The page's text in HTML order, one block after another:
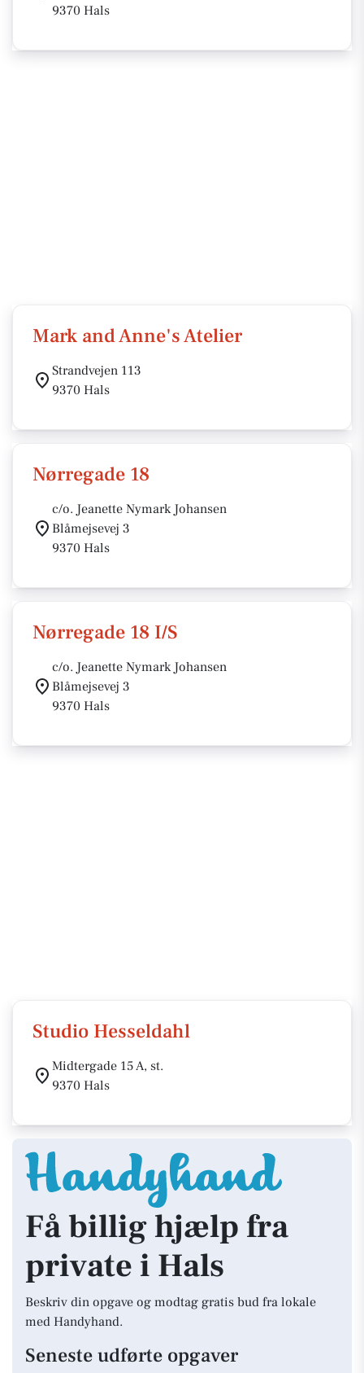
9370 Hals
Mark and Anne's Atelier
Strandvejen 113
9370 Hals
Nørregade 18
c/o. Jeanette Nymark Johansen
Blåmejsevej 3
9370 Hals
Nørregade 18 I/S
c/o. Jeanette Nymark Johansen
Blåmejsevej 3
9370 Hals
Studio Hesseldahl
Midtergade 15 A, st.
9370 Hals
Få billig hjælp fra
private i Hals
Beskriv din opgave og modtag gratis bud fra lokale
med Handyhand.
Seneste udførte opgaver